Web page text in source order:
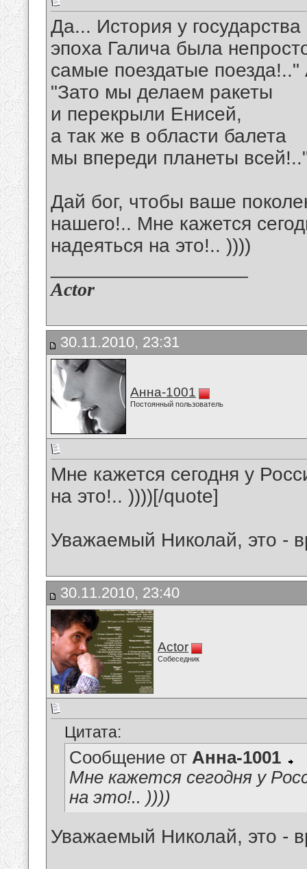
Да... История у
эпоха Галича была
самые поездатые
"Зато мы делаем ракеты
и перекрыли Енисей,
а так же в области балета
мы впереди планеты
Дай бог, чтобы ваше
нашего!.. Мне кажется
надеяться на это!.. ))))
Actor
30.11.2010, 23:31
Анна-1001
Постоянный пользователь
Мне кажется сегодня у
на это!.. ))))[/quote]
Уважаемый Николай, это -
30.11.2010, 23:40
Actor
Собеседник
Цитата:
Сообщение от Анна-1001
Мне кажется сегодня у
на это!.. ))))
Уважаемый Николай, это -